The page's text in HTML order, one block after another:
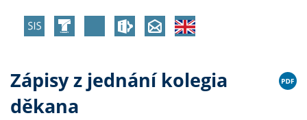
Zápisy z jednání kolegia
děkana